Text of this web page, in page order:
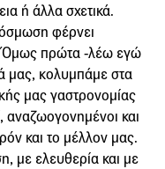
ή άλλα σχετικά.
φέρνει
Όμως πρώτα -λέω εγώ
μας, κολυμπάμε στα
μας γαστρονομίας
αναζωογονημένοι και
και το μέλλον μας.
με ελευθερία και με